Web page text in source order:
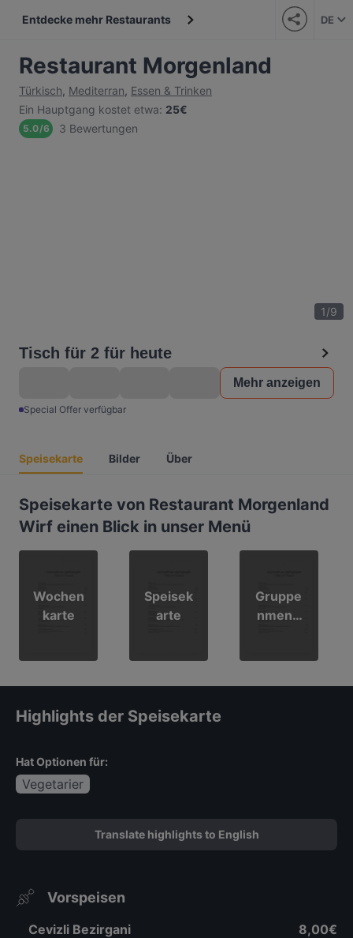
Entdecke mehr Restaurants DE
Restaurant Morgenland
Türkisch, Mediterran, Essen & Trinken
Ein Hauptgang kostet etwa: 25€
5.0/6 3 Bewertungen
1/9
Tisch für 2 für heute
Mehr anzeigen
Special Offer verfügbar
Speisekarte Bilder Über
Speisekarte von Restaurant Morgenland
Wirf einen Blick in unser Menü
Wochen
karte
Speisek
arte
Gruppe
nmenü
Morgenl
Highlights der Speisekarte
Hat Optionen für:
Vegetarier
Translate highlights to English
Vorspeisen
Cevizli Bezirgani 8,00€